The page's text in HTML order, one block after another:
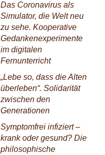
Das Coronavirus als
Simulator, die Welt neu
zu sehe. Kooperative
Gedankenexperimente
im digitalen
Fernunterricht
„Lebe so, dass die Alten
überleben“. Solidarität
zwischen den
Generationen
Symptomfrei infiziert –
krank oder gesund? Die
philosophische